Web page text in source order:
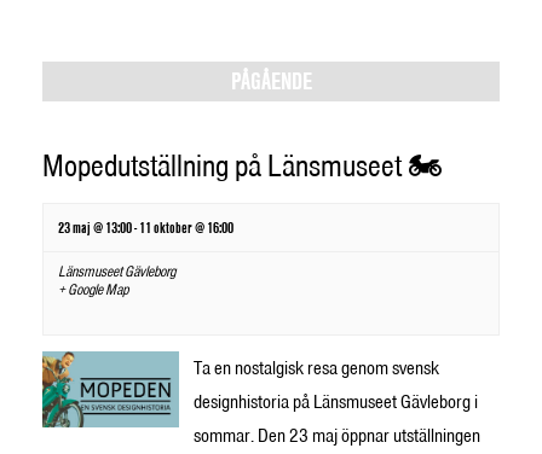
Views
Navigation
PÅGÅENDE
Mopedutställning på Länsmuseet 🏍️
23 maj @ 13:00-11 oktober @ 16:00
Länsmuseet Gävleborg
+ Google Map
Ta en nostalgisk resa genom svensk
designhistoria på Länsmuseet Gävleborg i
sommar. Den 23 maj öppnar utställningen